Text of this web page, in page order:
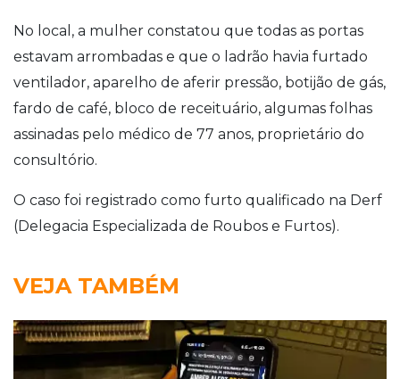
No local, a mulher constatou que todas as portas
estavam arrombadas e que o ladrão havia furtado
ventilador, aparelho de aferir pressão, botijão de gás,
fardo de café, bloco de receituário, algumas folhas
assinadas pelo médico de 77 anos, proprietário do
consultório.
O caso foi registrado como furto qualificado na Derf
(Delegacia Especializada de Roubos e Furtos).
VEJA TAMBÉM